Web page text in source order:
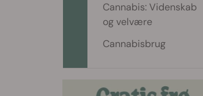
Cannabis: Videnskab
og velvære
Cannabisbrug